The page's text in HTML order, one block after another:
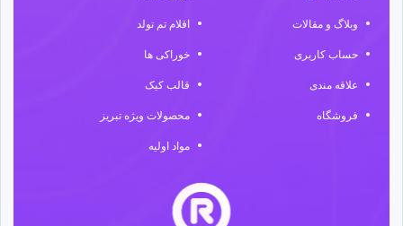
وبلاگ و مقالات
حساب کاربری
علاقه مندی
فروشگاه
اقلام تم تولد
خوراکی ها
قالب کیک
محصولات ویژه تبریز
مواد اولیه